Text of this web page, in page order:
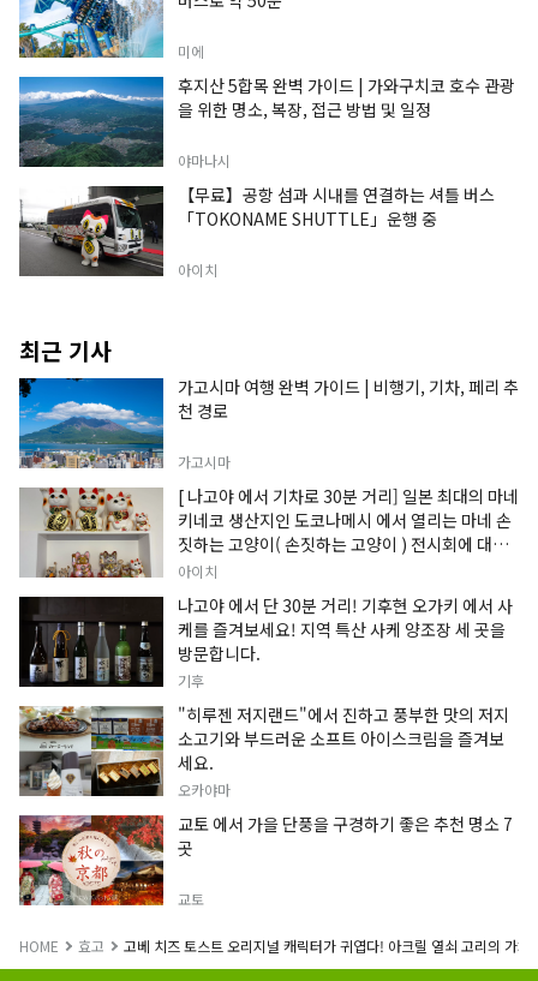
미에
후지산 5합목 완벽 가이드 | 가와구치코 호수 관광
을 위한 명소, 복장, 접근 방법 및 일정
야마나시
【무료】공항 섬과 시내를 연결하는 셔틀 버스
「TOKONAME SHUTTLE」운행 중
아이치
최근 기사
가고시마 여행 완벽 가이드 | 비행기, 기차, 페리 추
천 경로
가고시마
[ 나고야 에서 기차로 30분 거리] 일본 최대의 마네
키네코 생산지인 도코나메시 에서 열리는 마네 손
짓하는 고양이( 손짓하는 고양이 ) 전시회에 대한
정보입니다.
아이치
나고야 에서 단 30분 거리! 기후현 오가키 에서 사
케를 즐겨보세요! 지역 특산 사케 양조장 세 곳을
방문합니다.
기후
"히루젠 저지랜드"에서 진하고 풍부한 맛의 저지
소고기와 부드러운 소프트 아이스크림을 즐겨보
세요.
오카야마
교토 에서 가을 단풍을 구경하기 좋은 추천 명소 7
곳
교토
HOME 효고 고베 치즈 토스트 오리지널 캐릭터가 귀엽다! 아크릴 열쇠 고리의 가챠